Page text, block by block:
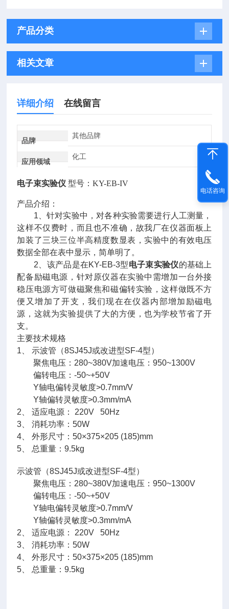
产品分类
相关文章
详细介绍 在线留言
品牌
其他品牌
应用领域
化工
电子束实验仪 型号：KY-EB-IV
产品介绍：
1、针对实验中，对各种实验需要进行人工测量，
这样不仅费时，而且也不准确，故我厂在仪器面板上
加装了三块三位半高精度数显表，实验中的有效电压
数据全部在表中显示，简单明了。
2、该产品是在KY-EB-3型电子束实验仪的基础上
配备励磁电源，针对原仪器在实验中需增加一台外接
稳压电源方可做磁聚焦和磁偏转实验，这样做既不方
便又增加了开支，我们现在在仪器内部增加励磁电
源，这就为实验提供了大的方便，也为学校节省了开
支。
主要技术规格
1、 示波管（8SJ45J或改进型SF-4型）
聚焦电压：280~380V加速电压：950~1300V
偏转电压：-50~+50V
Y轴电偏转灵敏度>0.7mm/V
Y轴偏转灵敏度>0.3mm/mA
2、 适应电源： 220V 50Hz
3、 消耗功率：50W
4、 外形尺寸：50×375×205 (185)mm
5、 总重量：9.5kg
示波管（8SJ45J或改进型SF-4型）
聚焦电压：280~380V加速电压：950~1300V
偏转电压：-50~+50V
Y轴电偏转灵敏度>0.7mm/V
Y轴偏转灵敏度>0.3mm/mA
2、 适应电源： 220V 50Hz
3、 消耗功率：50W
4、 外形尺寸：50×375×205 (185)mm
5、 总重量：9.5kg
电话咨询